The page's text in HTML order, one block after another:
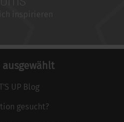
ausgewählt
UP Blog
gesucht?